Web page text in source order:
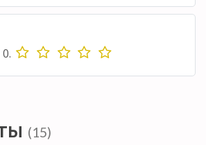
0.
(15)